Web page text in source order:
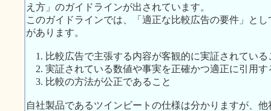
え方」のガイドラインが出されています。
このガイドラインでは、「適正な比較広告の要件」と
があります。
1. 比較広告で主張する内容が客観的に実証されている
2. 実証されている数値や事実を正確かつ適正に引用す
3. 比較の方法が公正であること
自社製品であるツインビートの仕様は分かりますが、